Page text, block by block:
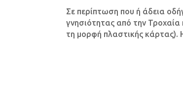
Σε περίπτωση που ή άδεια
γνησιότητας από την
τη μορφή πλαστικής κάρτας).